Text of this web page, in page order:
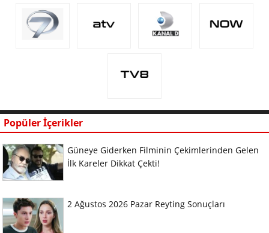
Popüler İçerikler
Güneye Giderken Filminin Çekimlerinden Gelen
İlk Kareler Dikkat Çekti!
2 Ağustos 2026 Pazar Reyting Sonuçları